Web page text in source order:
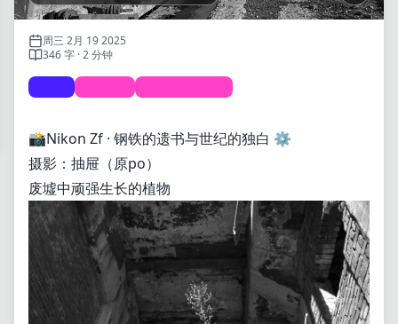
周三 2月 19 2025
346 字 · 2 分钟
📸Nikon Zf · 钢铁的遗书与世纪的独白 ⚙️
摄影：抽屉（原po）
废墟中顽强生长的植物